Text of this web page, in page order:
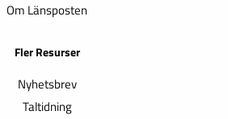
Om Länsposten
Fler Resurser
Nyhetsbrev
Taltidning